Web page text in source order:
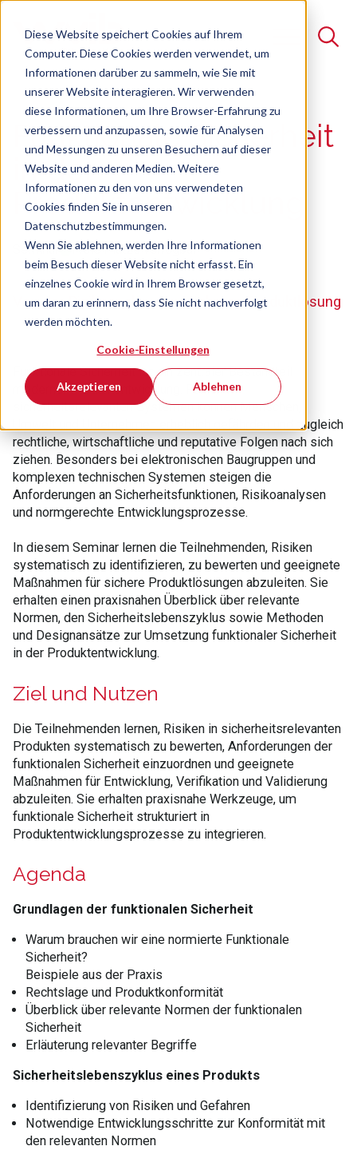
Diese Website speichert Cookies auf Ihrem
Computer. Diese Cookies werden verwendet, um
Informationen darüber zu sammeln, wie Sie mit
unserer Website interagieren. Wir verwenden
diese Informationen, um Ihre Browser-Erfahrung zu
verbessern und anzupassen, sowie für Analysen
und Messungen zu unseren Besuchern auf dieser
Website und anderen Medien. Weitere
Informationen zu den von uns verwendeten
Cookies finden Sie in unseren
Datenschutzbestimmungen.
Wenn Sie ablehnen, werden Ihre Informationen
beim Besuch dieser Website nicht erfasst. Ein
einzelnes Cookie wird in Ihrem Browser gesetzt,
um daran zu erinnern, dass Sie nicht nachverfolgt
werden möchten.
Cookie-Einstellungen
Akzeptieren Ablehnen
Suche
Es gibt keine Vorschläge, da das Suchfeld leer ist.
Funktionale Sicherheit
in der
Produktentwicklung
Seminar Freie Plätze verfügbar
Von der Risikoanalyse zur sicheren Produktlösung
Funktionale Sicherheit ist ein zentraler Bestandteil
moderner Produktentwicklung. Fehler in
sicherheitsrelevanten Systemen können Menschen,
Umwelt und Unternehmen erheblich gefährden und zugleich
rechtliche, wirtschaftliche und reputative Folgen nach sich
ziehen. Besonders bei elektronischen Baugruppen und
komplexen technischen Systemen steigen die
Anforderungen an Sicherheitsfunktionen, Risikoanalysen
und normgerechte Entwicklungsprozesse.
In diesem Seminar lernen die Teilnehmenden, Risiken
systematisch zu identifizieren, zu bewerten und geeignete
Maßnahmen für sichere Produktlösungen abzuleiten. Sie
erhalten einen praxisnahen Überblick über relevante
Normen, den Sicherheitslebenszyklus sowie Methoden
und Designansätze zur Umsetzung funktionaler Sicherheit
in der Produktentwicklung.
Ziel und Nutzen
Die Teilnehmenden lernen, Risiken in sicherheitsrelevanten
Produkten systematisch zu bewerten, Anforderungen der
funktionalen Sicherheit einzuordnen und geeignete
Maßnahmen für Entwicklung, Verifikation und Validierung
abzuleiten. Sie erhalten praxisnahe Werkzeuge, um
funktionale Sicherheit strukturiert in
Produktentwicklungsprozesse zu integrieren.
Agenda
Grundlagen der funktionalen Sicherheit
Warum brauchen wir eine normierte Funktionale
Sicherheit?
Beispiele aus der Praxis
Rechtslage und Produktkonformität
Überblick über relevante Normen der funktionalen
Sicherheit
Erläuterung relevanter Begriffe
Sicherheitslebenszyklus eines Produkts
Identifizierung von Risiken und Gefahren
Notwendige Entwicklungsschritte zur Konformität mit
den relevanten Normen